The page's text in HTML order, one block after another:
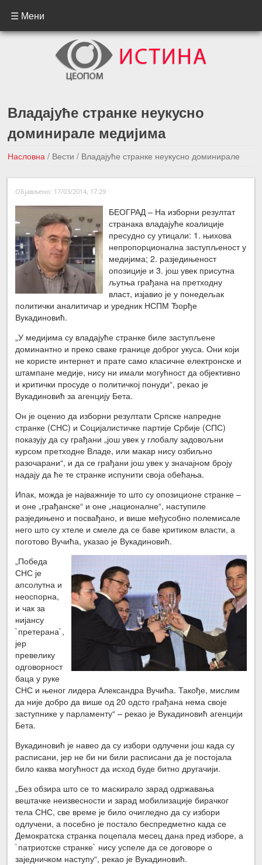
☰ Мени
Владајуће странке неукусно
доминирале медијима
Насловна / Вести/ Владајуће странке неукусно доминирале
медијима
←Претходна вест
Објављено: 17/03/2014, 17:29
БЕОГРАД – На изборни резултат
странака владајуће коалиције
пресудно су утицали: 1. њихова
непропорционална заступљеност у
медијима; 2. разједињеност
опозиције и 3. још увек присутна
љутња грађана на претходну
власт, изјавио је у понедељак
политички аналитичар и уредник НСПМ Ђорђе
Вукадиновић.
„У медијима су владајуће странке биле заступљене
доминантно и преко сваке границе доброг укуса. Они који
не користе интернет и прате само класичне електронске и
штампане медије, нису ни имали могућност да објективно
и критички просуде о политичкој понуди“, рекао је
Вукадиновић за агенцију Бета.
Он је оценио да изборни резултати Српске напредне
странке (СНС) и Социјалистичке партије Србије (СПС)
показују да су грађани „још увек у глобалу задовољни
курсом претходне Владе, или макар нису озбиљно
разочарани“, и да се грађани још увек у значајном броју
надају да ће те странке испунити своја обећања.
Ипак, можда је најважније то што су опозиционе странке –
и оне „грађанске“ и оне „националне“, наступиле
разједињено и посвађано, и више међусобно полемисале
него што су хтеле и смеле да се баве критиком власти, а
поготово Вучића, указао је Вукадиновић.
„Победа
СНС је
апсолутна и
неоспорна,
и чак за
нијансу
`претерана`,
јер
превелику
одговорност
баца у руке
СНС и њеног лидера Александра Вучића. Такође, мислим
да није добро да више од 20 одсто грађана нема своје
заступнике у парламенту“ – рекао је Вукадиновић агенцији
Бета.
Вукадиновић је навео да су избори одлучени још када су
расписани, јер не би ни били расписани да је постојала
било каква могућност да исход буде битно другачији.
„Без обзира што се то маскирало зарад одржавања
вештачке неизвесности и зарад мобилизације бирачког
тела СНС, све време је било очигледно да су избори
одлучени, а посебно је постало беспредметно када се
Демократска странка поцепала месец дана пред изборе, а
`патриотске странке` нису успеле да се договоре о
заједничком наступу“, рекао је Вукадиновић.